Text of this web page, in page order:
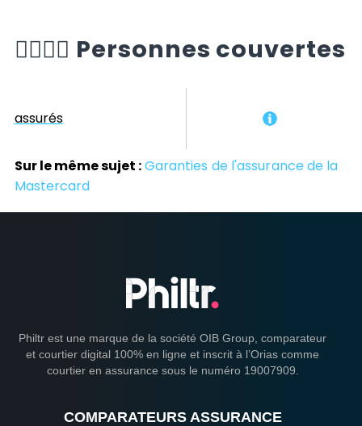
🙆‍♂️🙆‍♀️ Personnes couvertes
assurés
Sur le même sujet :Garanties de l'assurance de la
Mastercard
Philtr est une marque de la société OIB Group, comparateur
et courtier digital 100% en ligne et inscrit à l’Orias comme
courtier en assurance sous le numéro 19007909.
COMPARATEURS ASSURANCE